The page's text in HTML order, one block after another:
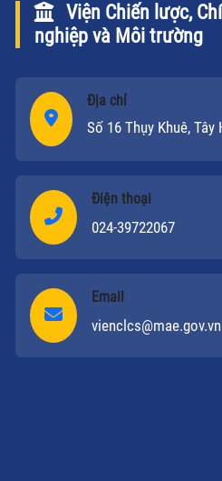
Viện Chiến lược,
nghiệp và Môi trường
Địa chỉ
Số 16 Thụy Khuê, Tây
Điện thoại
024-39722067
Email
vienclcs@mae.gov.vn